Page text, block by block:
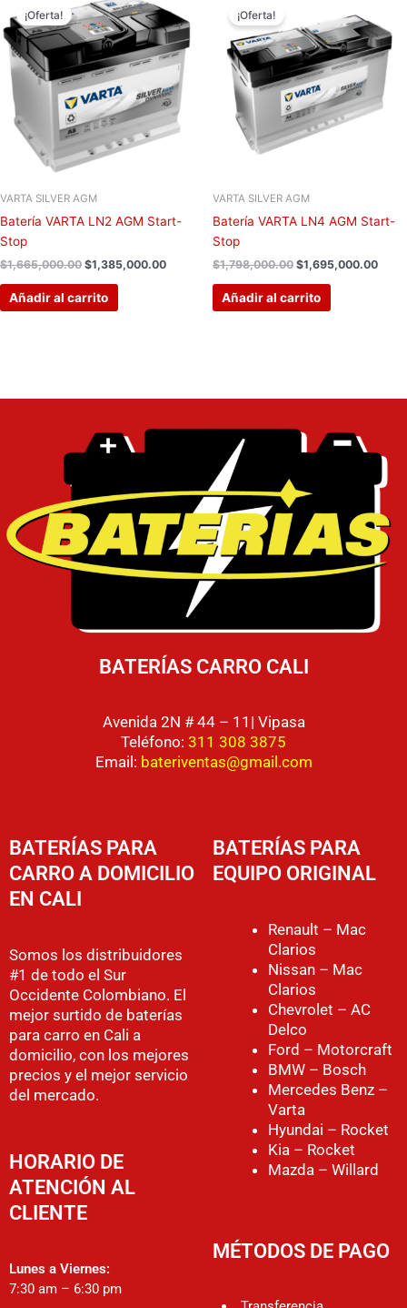
¡Oferta!
VARTA SILVER AGM
Batería VARTA LN2 AGM Start-
Stop
$1,665,000.00
precio
original
era:
$1,665,000.00.
$1,385,000.00
precio
actual
es:
$1,385,000.00.
Añadir al carrito
¡Oferta!
VARTA SILVER AGM
Batería VARTA LN4 AGM Start-
Stop
$1,798,000.00
original
era:
$1,798,000.00.
$1,695,000.00
es:
Añadir al carrito
BATERÍAS CARRO CALI
Avenida 2N # 44 – 11| Vipasa
Teléfono: 311 308 3875
Email: bateriventas@gmail.com
BATERÍAS PARA
CARRO A DOMICILIO
EN CALI
Somos los distribuidores
#1 de todo el Sur
Occidente Colombiano. El
mejor surtido de baterías
para carro en Cali a
domicilio, con los mejores
precios y el mejor servicio
del mercado.
HORARIO DE
ATENCIÓN AL
CLIENTE
Lunes a Viernes:
7:30 am – 6:30 pm
BATERÍAS PARA
EQUIPO ORIGINAL
Renault – Mac
Clarios
Nissan – Mac
Clarios
Chevrolet – AC
Delco
Ford – Motorcraft
BMW – Bosch
Mercedes Benz –
Varta
Hyundai – Rocket
Kia – Rocket
Mazda – Willard
MÉTODOS DE PAGO